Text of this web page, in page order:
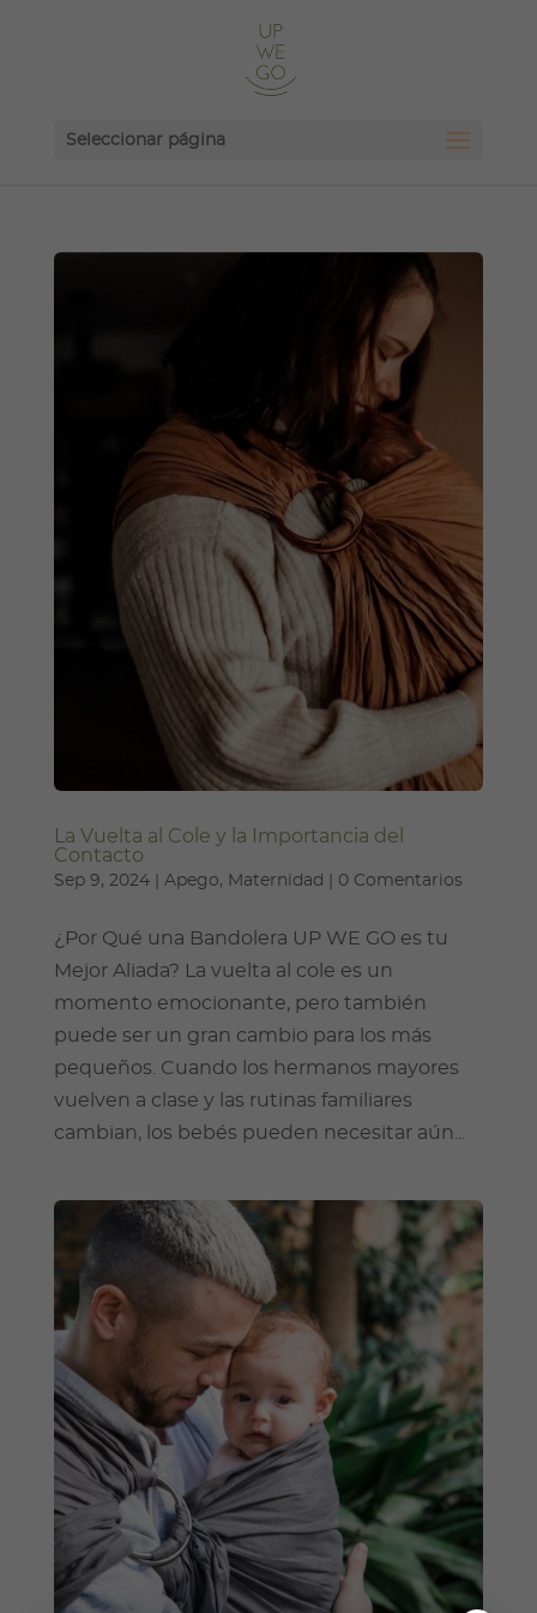
Seleccionar página
La Vuelta al Cole y la Importancia del
Contacto
Sep 9, 2024| Apego, Maternidad 0 Comentarios
¿Por Qué una Bandolera UP WE GO es tu
Mejor Aliada? La vuelta al cole es un
momento emocionante, pero también
puede ser un gran cambio para los más
pequeños. Cuando los hermanos mayores
vuelven a clase y las rutinas familiares
cambian, los bebés pueden necesitar aún...